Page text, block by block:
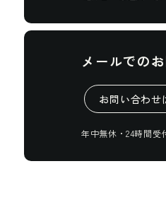
メ ールでのお
お問い合わせ
年中無休 ・24時間受